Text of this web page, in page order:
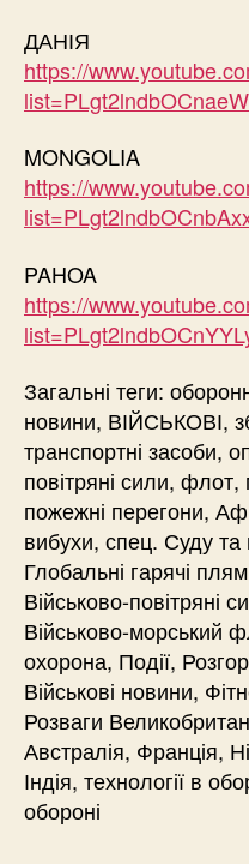
ДАНІЯ
https://
MONGOLIA
https://
PAHOA
https://
Загальні теги:
новини, ВІЙСЬКОВІ,
транспортні засоби,
повітряні сили,
пожежні перегони,
вибухи, спец. Суду та
Глобальні гарячі
Військово-повітряні
Військово-морський
охорона, Події,
Військові новини,
Розваги
Австралія, Франція,
Індія, технології в
обороні